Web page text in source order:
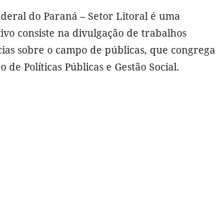
do Paraná – Setor Litoral é uma
consiste na divulgação de trabalhos
sobre o campo de públicas, que congrega
de Políticas Públicas e Gestão Social.